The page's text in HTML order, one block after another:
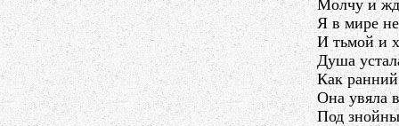
Молчу и
Я в мире
И тьмой и
Душа
Как
Она увяла
Под